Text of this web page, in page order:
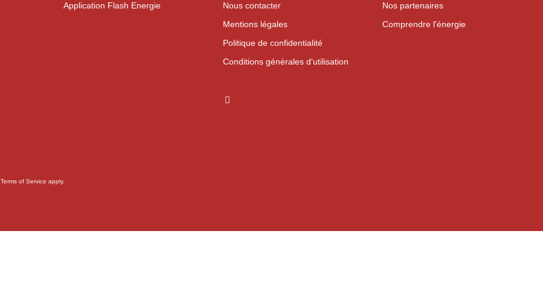
Application Flash Energie
Nous contacter
Mentions légales
Politique de confidentialité
Conditions générales d'utilisation
Nos partenaires
Comprendre l'énergie
Terms of Service apply.